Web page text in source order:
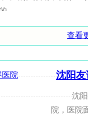
，...
里好
好?丰胸手术一直以
查看
沈阳
沈阳友
院，医院